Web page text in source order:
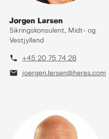
Jørgen Larsen
Sikringskonsulent, Midt- og
Vestjylland
phone +45 20 75 74 28
mail joergen.larsen@heras.com